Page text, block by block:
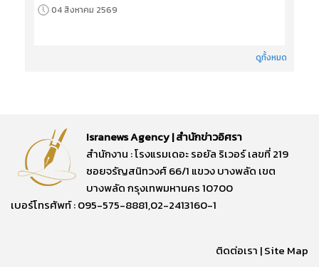
04 สิงหาคม 2569
ดูทั้งหมด
Isranews Agency | สำนักข่าวอิศรา
สำนักงาน : โรงแรมเดอะ รอยัล ริเวอร์ เลขที่ 219
ซอยจรัญสนิทวงศ์ 66/1 แขวง บางพลัด เขต
บางพลัด กรุงเทพมหานคร 10700
เบอร์โทรศัพท์ : 095-575-8881,02-2413160-1
ติดต่อเรา |Site Map